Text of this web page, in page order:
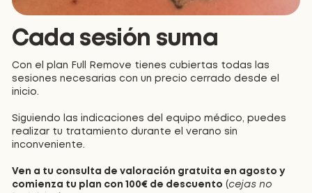
Cada sesión suma
Con el plan Full Remove tienes cubiertas todas las
sesiones necesarias con un precio cerrado desde el
inicio.
Siguiendo las indicaciones del equipo médico, puedes
realizar tu tratamiento durante el verano sin
inconveniente.
Ven a tu consulta de valoración gratuita en agosto y
comienza tu plan con 100€ de descuento (cejas no